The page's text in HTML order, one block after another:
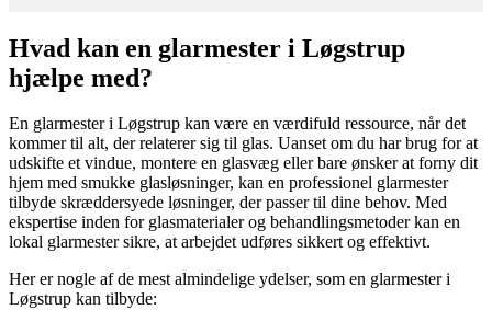
Hvad kan en glarmester i Løgstrup
hjælpe med?
En glarmester i Løgstrup kan være en værdifuld ressource, når det
kommer til alt, der relaterer sig til glas. Uanset om du har brug for at
udskifte et vindue, montere en glasvæg eller bare ønsker at forny dit
hjem med smukke glasløsninger, kan en professionel glarmester
tilbyde skræddersyede løsninger, der passer til dine behov. Med
ekspertise inden for glasmaterialer og behandlingsmetoder kan en
lokal glarmester sikre, at arbejdet udføres sikkert og effektivt.
Her er nogle af de mest almindelige ydelser, som en glarmester i
Løgstrup kan tilbyde: